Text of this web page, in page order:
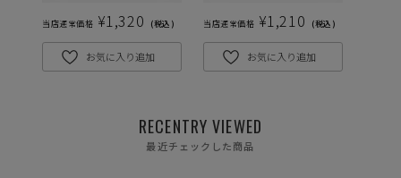
当店通常価格 ¥1,320 税込
お気に入り追加
当店通常価格 ¥1,210 税込
お気に入り追加
RECENTRY VIEWED
最近チェックした商品